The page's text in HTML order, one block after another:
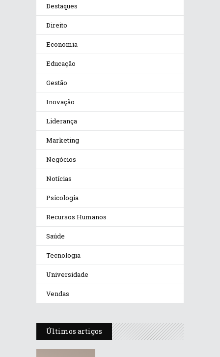
Destaques
Direito
Economia
Educação
Gestão
Inovação
Liderança
Marketing
Negócios
Notícias
Psicologia
Recursos Humanos
Saúde
Tecnologia
Universidade
Vendas
Últimos artigos